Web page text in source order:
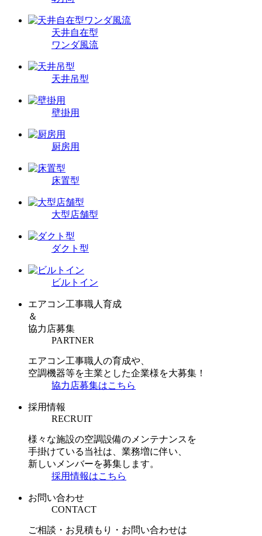
天井自在型
ワンダ風流
天井吊型
壁掛用
厨房用
床置型
大型店舗型
ダクト型
ビルトイン
エアコン工事職人育成
＆
協力店募集
PARTNER
エアコン工事職人の育成や、
空調機器等を主業とした企業様を大募集！
協力店募集はこちら
採用情報
RECRUIT
様々な施設の空調設備のメンテナンスを
手掛けている当社は、業務増に伴い、
新しいメンバーを募集します。
採用情報はこちら
お問い合わせ
CONTACT
ご相談・お見積もり・お問い合わせは